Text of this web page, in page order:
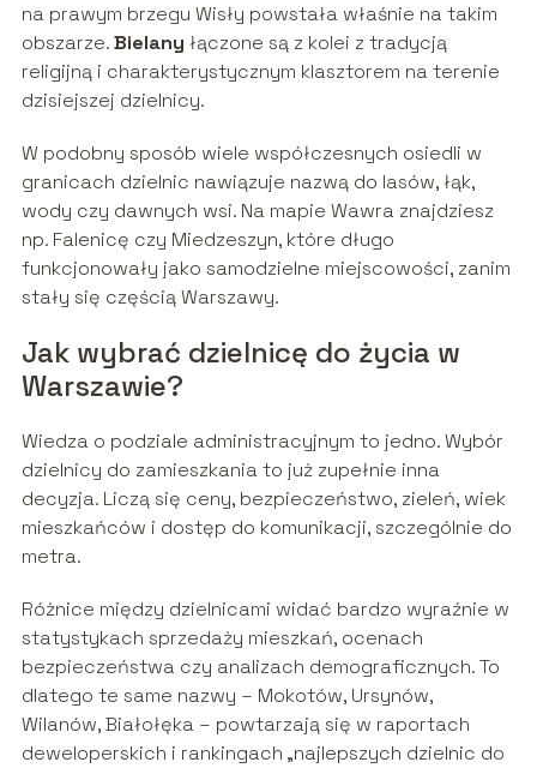
na prawym brzegu Wisły powstała właśnie na takim
obszarze.Bielany łączone są z kolei z tradycją
religijną i charakterystycznym klasztorem na terenie
dzisiejszej dzielnicy.
W podobny sposób wiele współczesnych osiedli w
granicach dzielnic nawiązuje nazwą do lasów, łąk,
wody czy dawnych wsi. Na mapie Wawra znajdziesz
np. Falenicę czy Miedzeszyn, które długo
funkcjonowały jako samodzielne miejscowości, zanim
stały się częścią Warszawy.
Jak wybrać dzielnicę do życia w
Warszawie?
Wiedza o podziale administracyjnym to jedno. Wybór
dzielnicy do zamieszkania to już zupełnie inna
decyzja. Liczą się ceny, bezpieczeństwo, zieleń, wiek
mieszkańców i dostęp do komunikacji, szczególnie do
metra.
Różnice między dzielnicami widać bardzo wyraźnie w
statystykach sprzedaży mieszkań, ocenach
bezpieczeństwa czy analizach demograficznych. To
dlatego te same nazwy – Mokotów, Ursynów,
Wilanów, Białołęka – powtarzają się w raportach
deweloperskich i rankingach „najlepszych dzielnic do